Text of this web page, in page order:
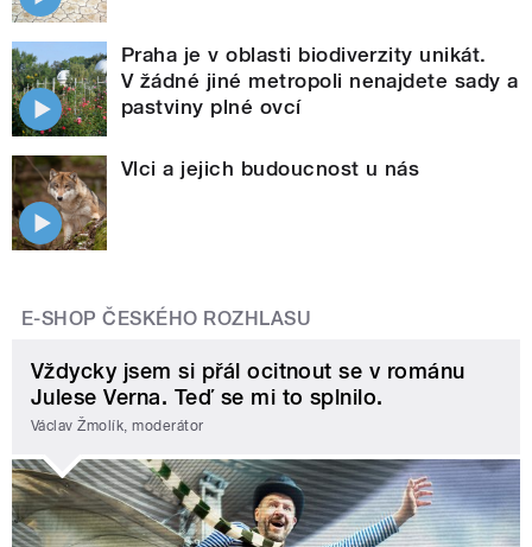
Praha je v oblasti biodiverzity unikát.
V žádné jiné metropoli nenajdete sady a
pastviny plné ovcí
Vlci a jejich budoucnost u nás
E-SHOP ČESKÉHO ROZHLASU
Vždycky jsem si přál ocitnout se v románu
Julese Verna. Teď se mi to splnilo.
Václav Žmolík, moderátor